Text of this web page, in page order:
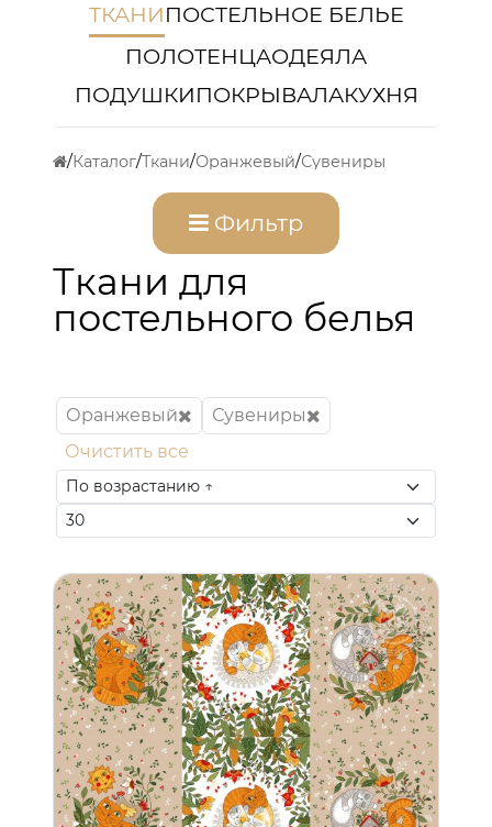
ТКАНИПОСТЕЛЬНОЕ БЕЛЬЕ
ПОЛОТЕНЦАОДЕЯЛА
ПОДУШКИПОКРЫВАЛАКУХНЯ
Каталог Ткани Оранжевый Сувениры
Фильтр
Ткани для
постельного белья
Оранжевый
Сувениры
Очистить все